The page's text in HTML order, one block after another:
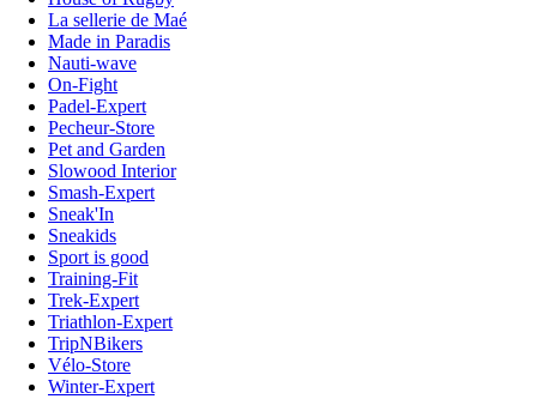
La sellerie de Maé
Made in Paradis
Nauti-wave
On-Fight
Padel-Expert
Pecheur-Store
Pet and Garden
Slowood Interior
Smash-Expert
Sneak'In
Sneakids
Sport is good
Training-Fit
Trek-Expert
Triathlon-Expert
TripNBikers
Vélo-Store
Winter-Expert